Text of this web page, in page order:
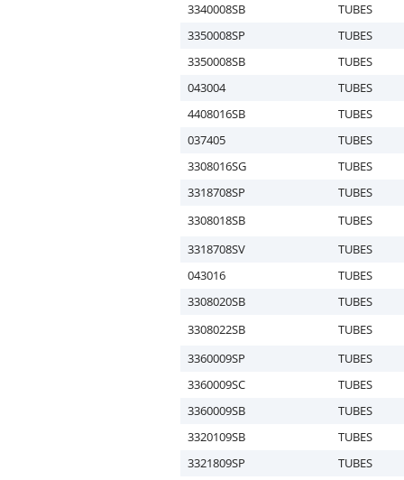
3340008SB
TUBES
3350008SP
TUBES
3350008SB
TUBES
043004
TUBES
4408016SB
TUBES
037405
TUBES
3308016SG
TUBES
3318708SP
TUBES
3308018SB
TUBES
3318708SV
TUBES
043016
TUBES
3308020SB
TUBES
3308022SB
TUBES
3360009SP
TUBES
3360009SC
TUBES
3360009SB
TUBES
3320109SB
TUBES
3321809SP
TUBES